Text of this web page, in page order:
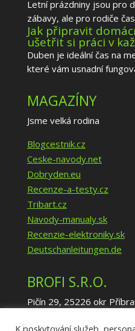
Letní prázdniny jsou pro
zábavy, ale pro rodiče
Jak připravit
ušetřit si práci v
Duben je ideální čas na
které vám usnadní
MAGAZÍNY
Jsme velká rodina
Blogcestnik.cz
Ceske-navody.net
Dobryden.eu
Recenze-a-testy.cz
Tribart.cz
Navody-manualy.sk
Recenzie-elektroniky.sk
Deutschanleitungen.de
BROFI S.R.O.
Pičín 29, 25226 okr
K poskytování služeb,